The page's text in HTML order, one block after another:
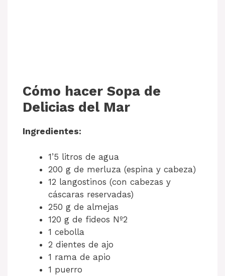
Cómo hacer Sopa de
Delicias del Mar
Ingredientes:
1’5 litros de agua
200 g de merluza (espina y cabeza)
12 langostinos (con cabezas y
cáscaras reservadas)
250 g de almejas
120 g de fideos Nº2
1 cebolla
2 dientes de ajo
1 rama de apio
1 puerro